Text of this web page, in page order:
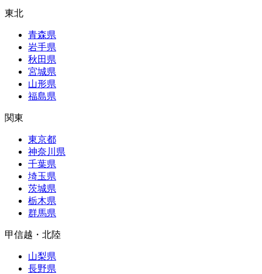
東北
青森県
岩手県
秋田県
宮城県
山形県
福島県
関東
東京都
神奈川県
千葉県
埼玉県
茨城県
栃木県
群馬県
甲信越・北陸
山梨県
長野県